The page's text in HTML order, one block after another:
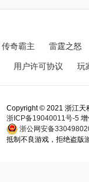
传奇霸主 雷霆之怒
用户许可协议 玩
Copyright © 2021 浙江天
浙ICP备19040011号-5
浙公网安备
抵制不良游戏，拒绝盗版